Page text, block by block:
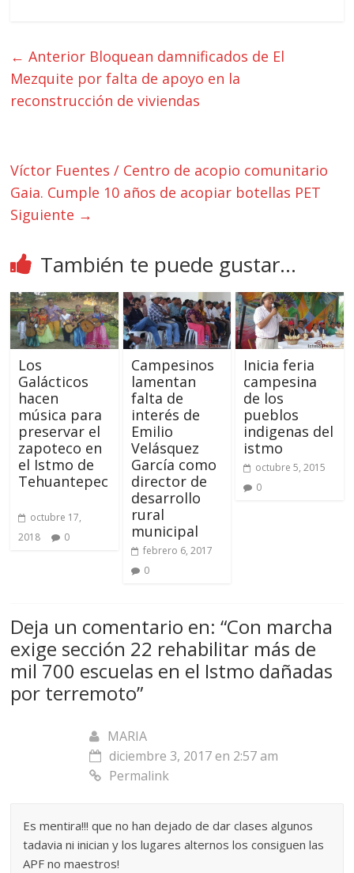
← Anterior Bloquean damnificados de El
Mezquite por falta de apoyo en la
reconstrucción de viviendas
Víctor Fuentes / Centro de acopio comunitario
Gaia. Cumple 10 años de acopiar botellas PET
Siguiente →
También te puede gustar...
Los
Galácticos
hacen
música para
preservar el
zapoteco en
el Istmo de
Tehuantepec
octubre 17,
2018
0
Campesinos
lamentan
falta de
interés de
Emilio
Velásquez
García como
director de
desarrollo
rural
municipal
febrero 6, 2017
0
Inicia feria
campesina
de los
pueblos
indigenas del
istmo
octubre 5, 2015
0
Deja un comentario en: “Con marcha
exige sección 22 rehabilitar más de
mil 700 escuelas en el Istmo dañadas
por terremoto”
MARIA
diciembre 3, 2017 en 2:57 am
Permalink
Es mentira!!! que no han dejado de dar clases algunos
tadavia ni inician y los lugares alternos los consiguen las
APF no maestros!